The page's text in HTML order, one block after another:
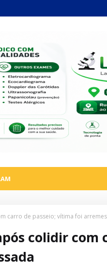
carro de passeio; vítima foi
colidir com